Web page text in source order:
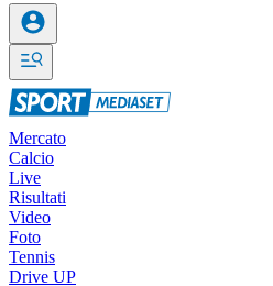
Mercato
Calcio
Live
Risultati
Video
Foto
Tennis
Drive UP